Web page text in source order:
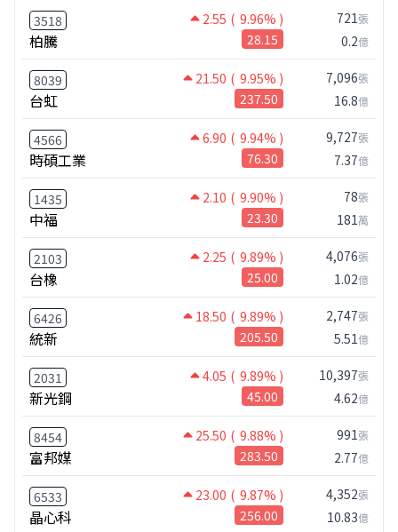
3518 2.55 ( 9.96% )
柏騰 28.15
721張
0.2億
8039 21.50 ( 9.95% )
台虹 237.50
7,096張
16.8億
4566 6.90 ( 9.94% )
時碩工業 76.30
9,727張
7.37億
1435 2.10 ( 9.90% )
中福 23.30
78張
181萬
2103 2.25 ( 9.89% )
台橡 25.00
4,076張
1.02億
6426 18.50 ( 9.89% )
統新 205.50
2,747張
5.51億
2031 4.05 ( 9.89% )
新光鋼 45.00
10,397張
4.62億
8454 25.50 ( 9.88% )
富邦媒 283.50
991張
2.77億
6533 23.00 ( 9.87% )
晶心科 256.00
4,352張
10.83億